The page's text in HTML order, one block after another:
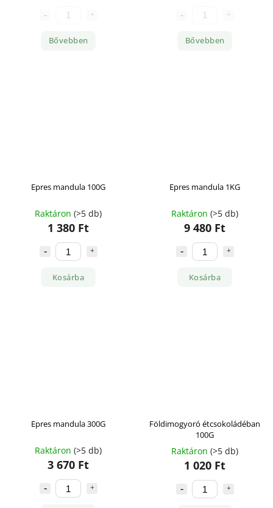
Bővebben Bővebben
Epres mandula 100G
Raktáron (>5 db)
1 380 Ft
Kosárba
Epres mandula 1KG
Raktáron (>5 db)
9 480 Ft
Kosárba
Epres mandula 300G
Raktáron (>5 db)
3 670 Ft
Földimogyoró étcsokoládéban
100G
Raktáron (>5 db)
1 020 Ft